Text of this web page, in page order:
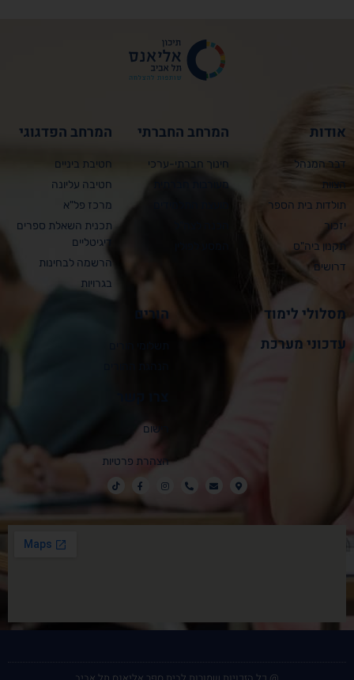
אודות
דבר המנהל
הצוות
תולדות בית הספר
יזכור
תקנון ביה"ס
דרושים
המרחב החברתי
חינוך חברתי-ערכי
מעורבות חברתית
המרחב הפדגוגי
חטיבת ביניים
חטיבה עליונה
מרכז פל"א
תכנית השאלת ספרים
דיגיטליים
הרשמה לבחינות
בגרויות
מסלולי לימוד
עדכוני מערכת
הורים
רישום
הצהרת פרטיות